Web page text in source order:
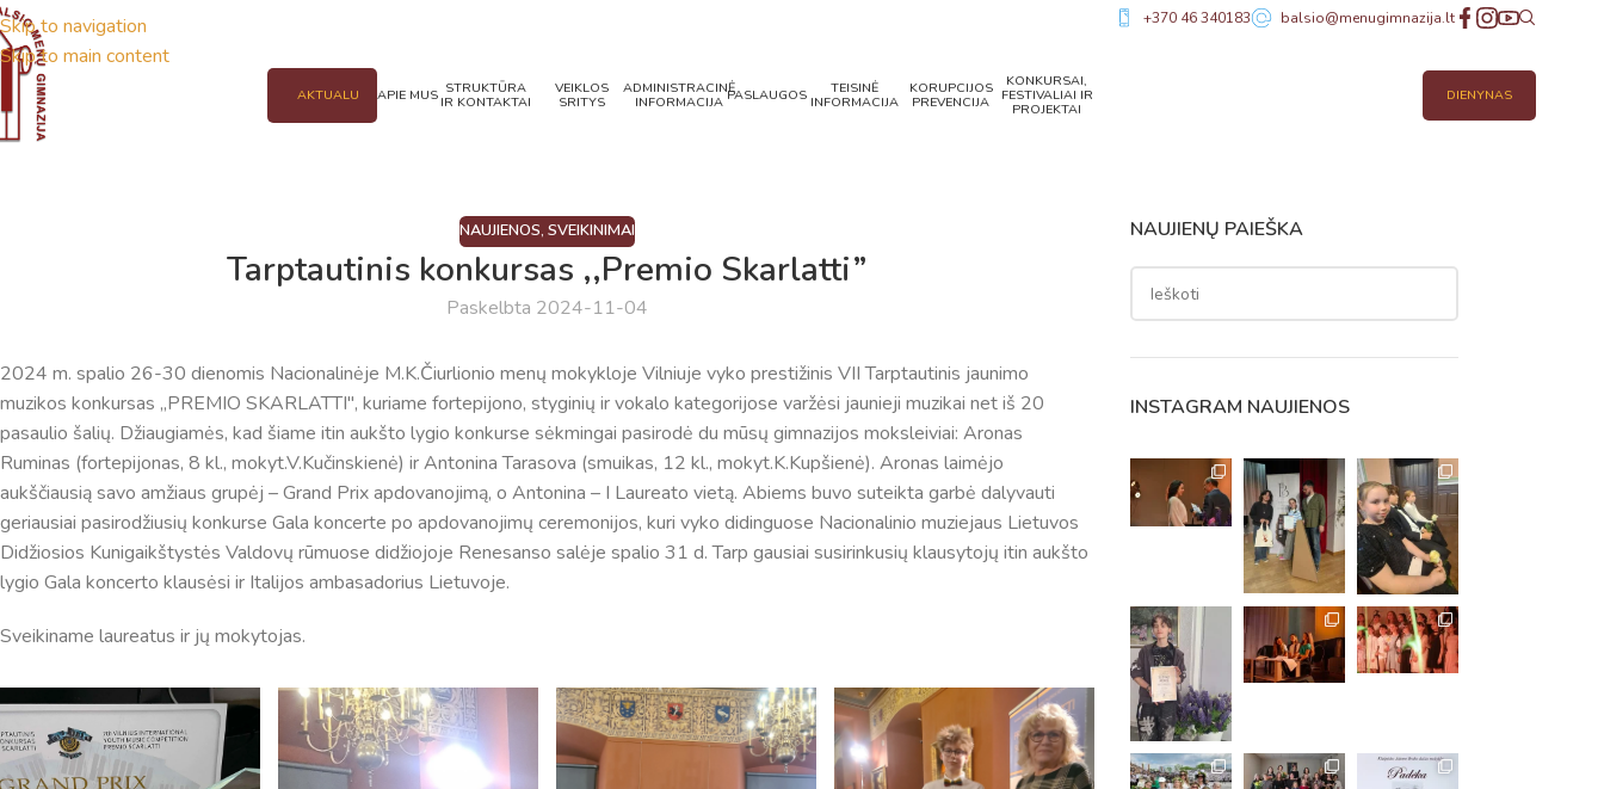
Skip to navigation
Skip to main content
+370 46 340183 balsio@menugimnazija.lt
AKTUALU APIE MUS STRUKTŪRA
IR KONTAKTAI
VEIKLOS
SRITYS
ADMINISTRACINĖ
INFORMACIJA PASLAUGOS
TEISINĖ
INFORMACIJA
KORUPCIJOS
PREVENCIJA
KONKURSAI,
FESTIVALIAI IR
PROJEKTAI
DIENYNAS
NAUJIENOS, SVEIKINIMAI
Tarptautinis konkursas ,,Premio Skarlatti”
Paskelbta 2024-11-04
2024 m. spalio 26-30 dienomis Nacionalinėje M.K.Čiurlionio menų mokykloje Vilniuje vyko prestižinis VII Tarptautinis jaunimo
muzikos konkursas ,,PREMIO SKARLATTI", kuriame fortepijono, styginių ir vokalo kategorijose varžėsi jaunieji muzikai net iš 20
pasaulio šalių. Džiaugiamės, kad šiame itin aukšto lygio konkurse sėkmingai pasirodė du mūsų gimnazijos moksleiviai: Aronas
Ruminas (fortepijonas, 8 kl., mokyt.V.Kučinskienė) ir Antonina Tarasova (smuikas, 12 kl., mokyt.K.Kupšienė). Aronas laimėjo
aukščiausią savo amžiaus grupėj – Grand Prix apdovanojimą, o Antonina – I Laureato vietą. Abiems buvo suteikta garbė dalyvauti
geriausiai pasirodžiusių konkurse Gala koncerte po apdovanojimų ceremonijos, kuri vyko didinguose Nacionalinio muziejaus Lietuvos
Didžiosios Kunigaikštystės Valdovų rūmuose didžiojoje Renesanso salėje spalio 31 d. Tarp gausiai susirinkusių klausytojų itin aukšto
lygio Gala koncerto klausėsi ir Italijos ambasadorius Lietuvoje.
Sveikiname laureatus ir jų mokytojas.
NAUJIENŲ PAIEŠKA
INSTAGRAM NAUJIENOS